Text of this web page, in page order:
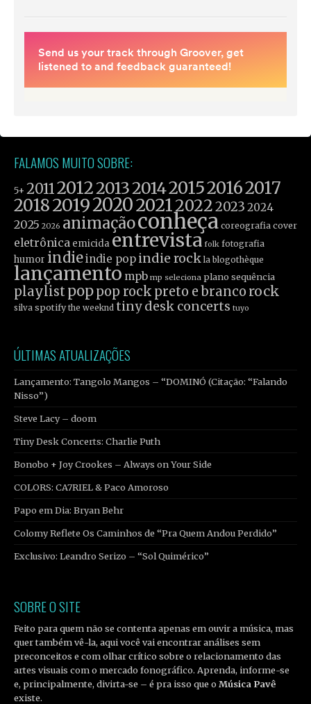
FALAMOS MUITO SOBRE:
5+ 2011201220132014201520162017
201820192020202120222023 2024
2025 2026 animaçãoconheça coreografia cover
eletrônica emicida entrevista folk fotografia
humor indieindie pop indie rock la blogothèque
lançamento mpb mp seleciona plano sequência
playlist poppop rock preto e branco rock
silva spotify the weeknd tiny desk concerts tuyo
ÚLTIMAS ATUALIZAÇÕES
Lançamento: Tangolo Mangos – “DOMINÓ (Citação: “Falando
Nisso”)
Steve Lacy – doom
Tiny Desk Concerts: Charlie Puth
Bonobo + Joy Crookes – Always on Your Side
COLORS: CA7RIEL & Paco Amoroso
Papo em Dia: Bryan Behr
Colomy Reflete Os Caminhos de “Pra Quem Andou Perdido”
Exclusivo: Leandro Serizo – “Sol Quimérico”
SOBRE O SITE
Feito para quem não se contenta apenas em ouvir a música, mas
quer também vê-la, aqui você vai encontrar análises sem
preconceitos e com olhar crítico sobre o relacionamento das
artes visuais com o mercado fonográfico. Aprenda, informe-se
e, principalmente, divirta-se – é pra isso que oMúsica Pavê
existe.